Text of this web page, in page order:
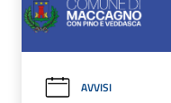
AVVISI